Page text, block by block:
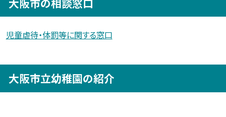
児童虐待・体罰等に関する窓口
大阪市立幼稚園の紹介